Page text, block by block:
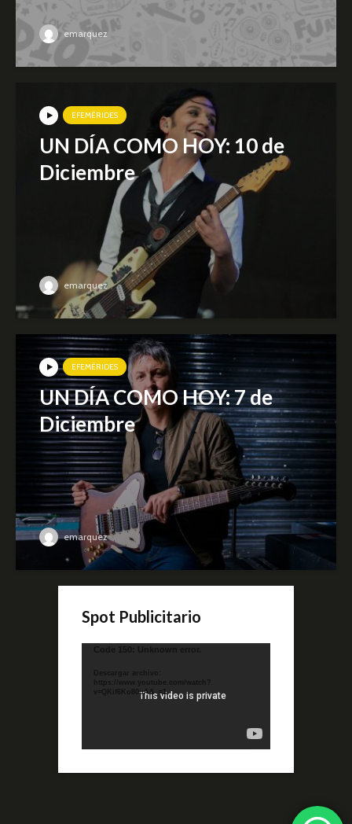
emarquez
EFEMÉRIDES
UN DÍA COMO HOY: 10 de
Diciembre
emarquez
EFEMÉRIDES
UN DÍA COMO HOY: 7 de
Diciembre
emarquez
Spot Publicitario
Reproductor
video
Code 150: Unknown error.
Descargar archivo:
https://www.youtube.com/watch?
v=QKif6Ko80uA&_=1